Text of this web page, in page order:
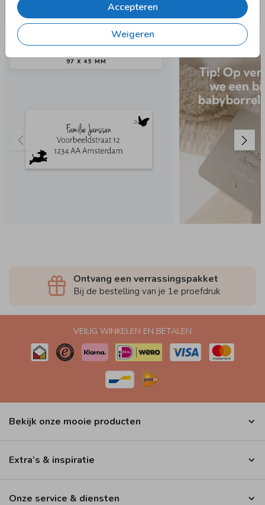
Accepteren
Weigeren
Nog meer in deze stijl
97 X 45 MM
Ontvang een verrassingspakket
Bij de bestelling van je 1e proefdruk
VEILIG WINKELEN EN BETALEN
Bekijk onze mooie producten
Extra’s & inspiratie
Onze service & diensten